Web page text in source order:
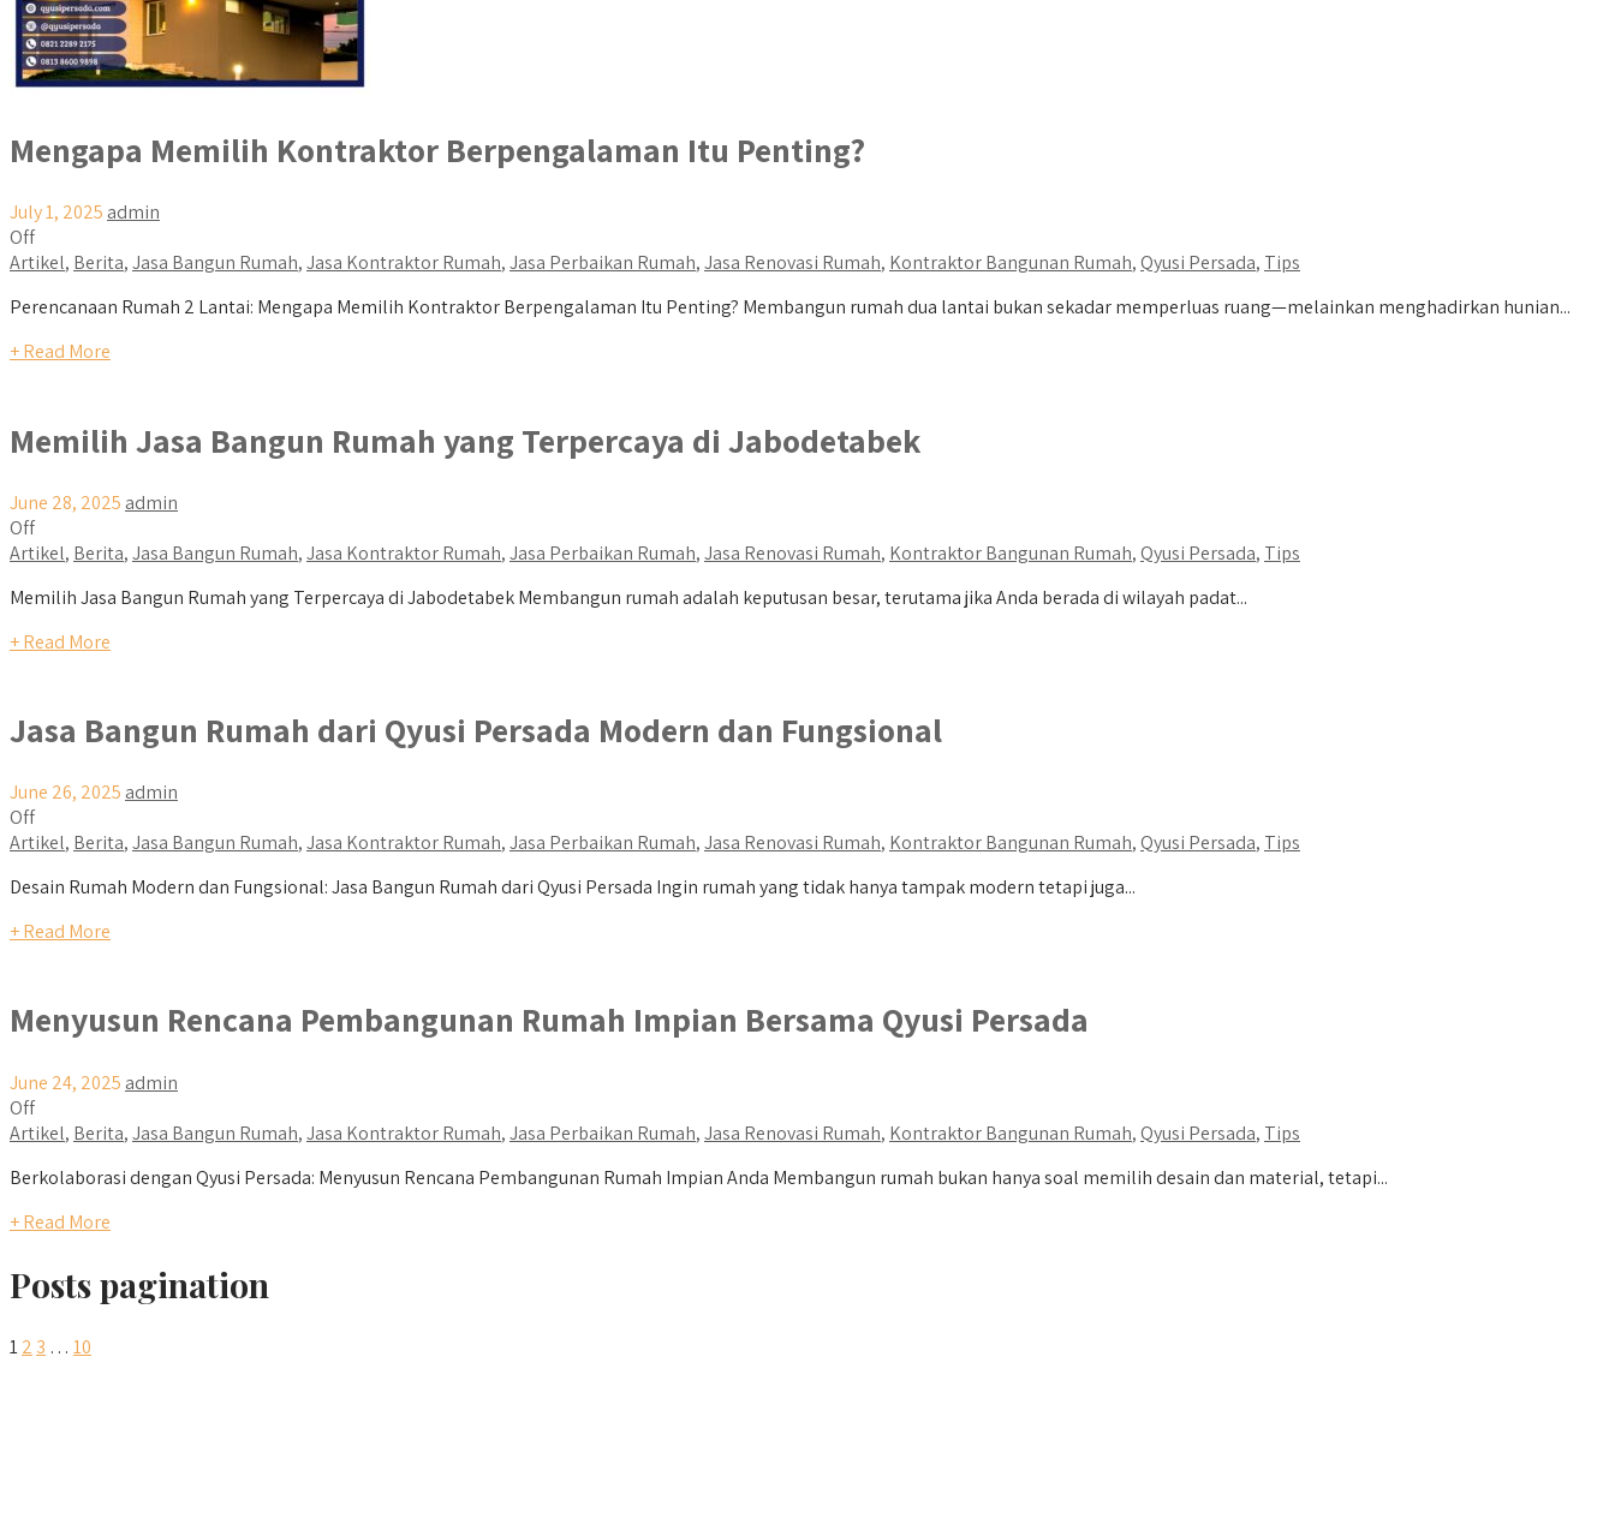
Mengapa Memilih Kontraktor Berpengalaman Itu Penting?
July 1, 2025 admin
Off
Artikel, Berita,Jasa Bangun Rumah,Jasa Kontraktor Rumah,Jasa Perbaikan Rumah,Jasa Renovasi Rumah, Kontraktor Bangunan Rumah,Qyusi Persada, Tips
Perencanaan Rumah 2 Lantai: Mengapa Memilih Kontraktor Berpengalaman Itu Penting? Membangun rumah dua lantai bukan sekadar memperluas ruang—melainkan menghadirkan hunian...
+ Read More
Memilih Jasa Bangun Rumah yang Terpercaya di Jabodetabek
June 28, 2025 admin
Off
Artikel, Berita,Jasa Bangun Rumah,Jasa Kontraktor Rumah,Jasa Perbaikan Rumah,Jasa Renovasi Rumah, Kontraktor Bangunan Rumah,Qyusi Persada, Tips
Memilih Jasa Bangun Rumah yang Terpercaya di Jabodetabek Membangun rumah adalah keputusan besar, terutama jika Anda berada di wilayah padat...
+ Read More
Jasa Bangun Rumah dari Qyusi Persada Modern dan Fungsional
June 26, 2025 admin
Off
Artikel, Berita,Jasa Bangun Rumah,Jasa Kontraktor Rumah,Jasa Perbaikan Rumah,Jasa Renovasi Rumah, Kontraktor Bangunan Rumah,Qyusi Persada, Tips
Desain Rumah Modern dan Fungsional: Jasa Bangun Rumah dari Qyusi Persada Ingin rumah yang tidak hanya tampak modern tetapi juga...
+ Read More
Menyusun Rencana Pembangunan Rumah Impian Bersama Qyusi Persada
June 24, 2025 admin
Off
Artikel, Berita,Jasa Bangun Rumah,Jasa Kontraktor Rumah,Jasa Perbaikan Rumah,Jasa Renovasi Rumah, Kontraktor Bangunan Rumah,Qyusi Persada, Tips
Berkolaborasi dengan Qyusi Persada: Menyusun Rencana Pembangunan Rumah Impian Anda Membangun rumah bukan hanya soal memilih desain dan material, tetapi...
+ Read More
Posts pagination
12 3 … 10